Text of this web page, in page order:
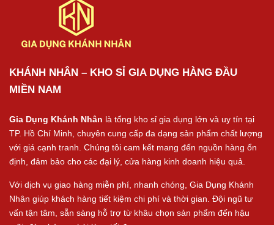
KHÁNH NHÂN – KHO SỈ GIA DỤNG HÀNG ĐẦU
MIỀN NAM
Gia Dụng Khánh Nhân là tổng kho sỉ gia dụng lớn và uy tín tại
TP. Hồ Chí Minh, chuyên cung cấp đa dạng sản phẩm chất lượng
với giá cạnh tranh. Chúng tôi cam kết mang đến nguồn hàng ổn
định, đảm bảo cho các đại lý, cửa hàng kinh doanh hiệu quả.
Với dịch vụ giao hàng miễn phí, nhanh chóng, Gia Dụng Khánh
Nhân giúp khách hàng tiết kiệm chi phí và thời gian. Đội ngũ tư
vấn tận tâm, sẵn sàng hỗ trợ từ khâu chọn sản phẩm đến hậu